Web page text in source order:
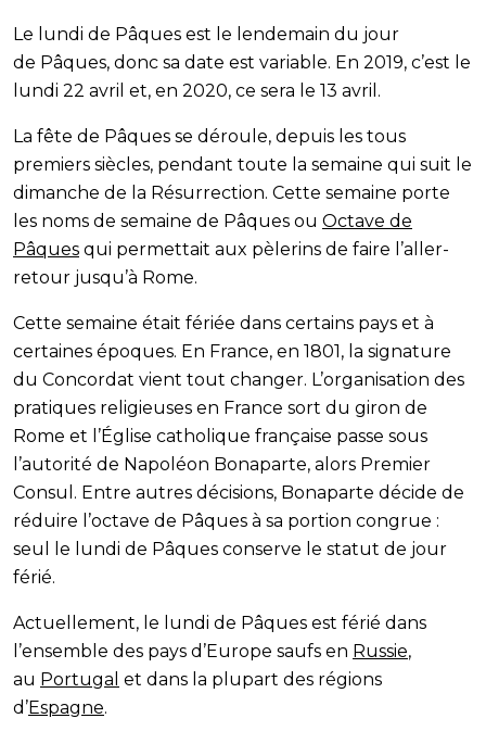
Le lundi de Pâques est le lendemain du jour
de Pâques, donc sa date est variable. En 2019, c’est le
lundi 22 avril et, en 2020, ce sera le 13 avril.
La fête de Pâques se déroule, depuis les tous
premiers siècles, pendant toute la semaine qui suit le
dimanche de la Résurrection. Cette semaine porte
les noms de semaine de Pâques ou Octave de
Pâques qui permettait aux pèlerins de faire l’aller-
retour jusqu’à Rome.
Cette semaine était fériée dans certains pays et à
certaines époques. En France, en 1801, la signature
du Concordat vient tout changer. L’organisation des
pratiques religieuses en France sort du giron de
Rome et l’Église catholique française passe sous
l’autorité de Napoléon Bonaparte, alors Premier
Consul. Entre autres décisions, Bonaparte décide de
réduire l’octave de Pâques à sa portion congrue :
seul le lundi de Pâques conserve le statut de jour
férié.
Actuellement, le lundi de Pâques est férié dans
l’ensemble des pays d’Europe saufs en Russie,
au Portugal et dans la plupart des régions
d’Espagne.